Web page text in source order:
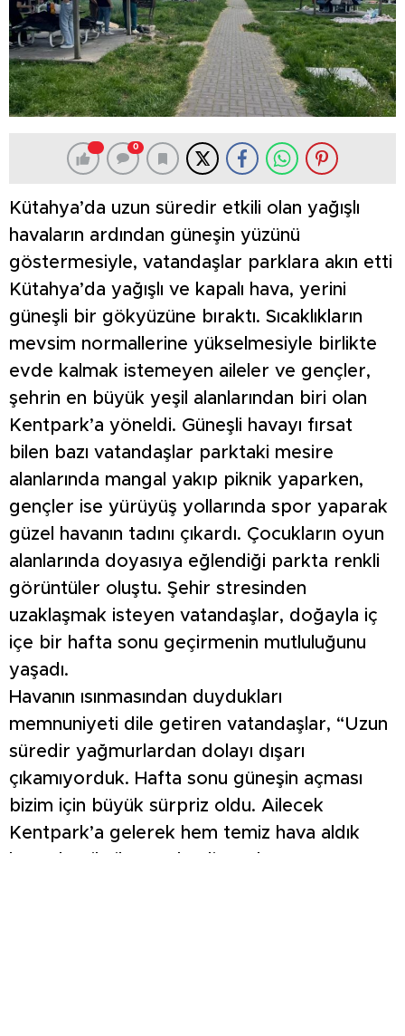
0
Kütahya’da uzun süredir etkili olan yağışlı
havaların ardından güneşin yüzünü
göstermesiyle, vatandaşlar parklara akın etti
Kütahya’da yağışlı ve kapalı hava, yerini
güneşli bir gökyüzüne bıraktı. Sıcaklıkların
mevsim normallerine yükselmesiyle birlikte
evde kalmak istemeyen aileler ve gençler,
şehrin en büyük yeşil alanlarından biri olan
Kentpark’a yöneldi. Güneşli havayı fırsat
bilen bazı vatandaşlar parktaki mesire
alanlarında mangal yakıp piknik yaparken,
gençler ise yürüyüş yollarında spor yaparak
güzel havanın tadını çıkardı. Çocukların oyun
alanlarında doyasıya eğlendiği parkta renkli
görüntüler oluştu. Şehir stresinden
uzaklaşmak isteyen vatandaşlar, doğayla iç
içe bir hafta sonu geçirmenin mutluluğunu
yaşadı.
Havanın ısınmasından duydukları
memnuniyeti dile getiren vatandaşlar, “Uzun
süredir yağmurlardan dolayı dışarı
çıkamıyorduk. Hafta sonu güneşin açması
bizim için büyük sürpriz oldu. Ailecek
Kentpark’a gelerek hem temiz hava aldık